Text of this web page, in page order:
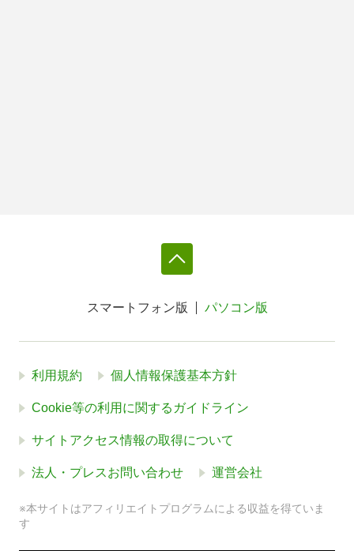
スマートフォン版 パソコン版
利用規約 個人情報保護基本方針
Cookie等の利用に関するガイドライン
サイトアクセス情報の取得について
法人・プレスお問い合わせ 運営会社
※本サイトはアフィリエイトプログラムによる収益を得ていま
す